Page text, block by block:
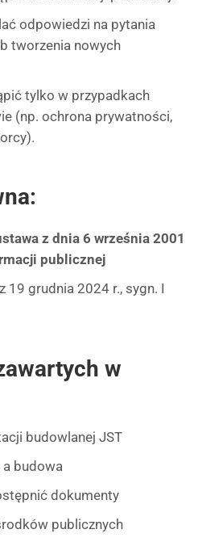
odpowiedzi na pytania
tworzenia nowych
tylko w przypadkach
(np. ochrona prywatności,
z dnia 6 września 2001
publicznej
19 grudnia 2024 r., sygn. I
w
budowlanej JST
budowa
dokumenty
publicznych